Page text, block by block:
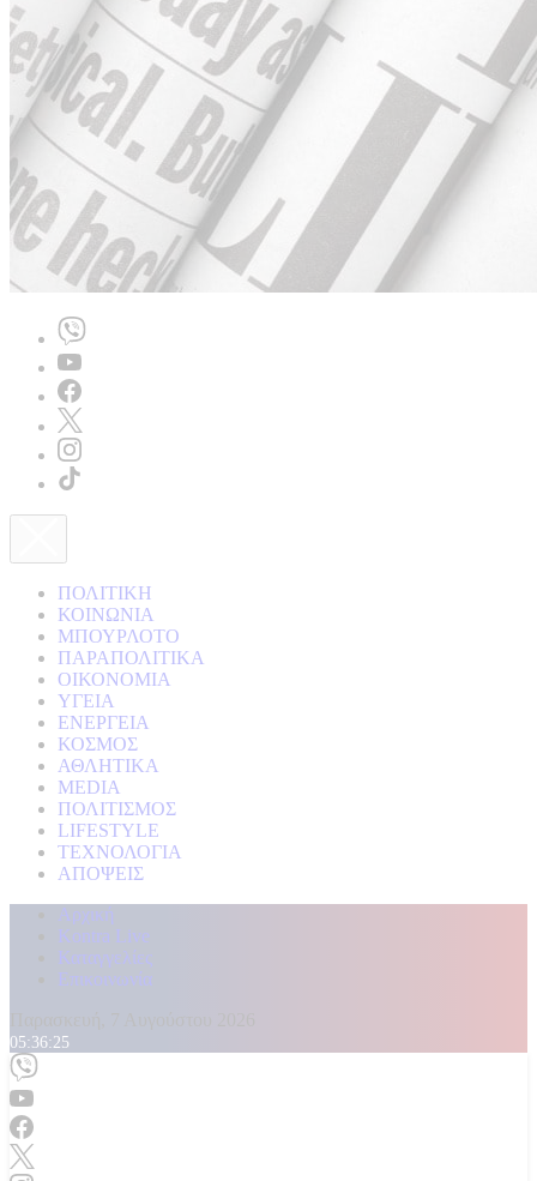
ΠΟΛΙΤΙΚΗ
ΚΟΙΝΩΝΙΑ
ΜΠΟΥΡΛΟΤΟ
ΠΑΡΑΠΟΛΙΤΙΚΑ
ΟΙΚΟΝΟΜΙΑ
ΥΓΕΙΑ
ΕΝΕΡΓΕΙΑ
ΚΟΣΜΟΣ
ΑΘΛΗΤΙΚΑ
MEDIA
ΠΟΛΙΤΙΣΜΟΣ
LIFESTYLE
ΤΕΧΝΟΛΟΓΙΑ
ΑΠΟΨΕΙΣ
Αρχική
Kontra Live
Καταγγελίες
Επικοινωνία
05:36:26